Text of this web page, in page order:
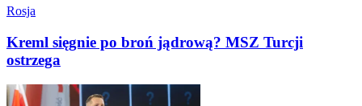
Rosja
Kreml sięgnie po broń jądrową? MSZ Turcji
ostrzega